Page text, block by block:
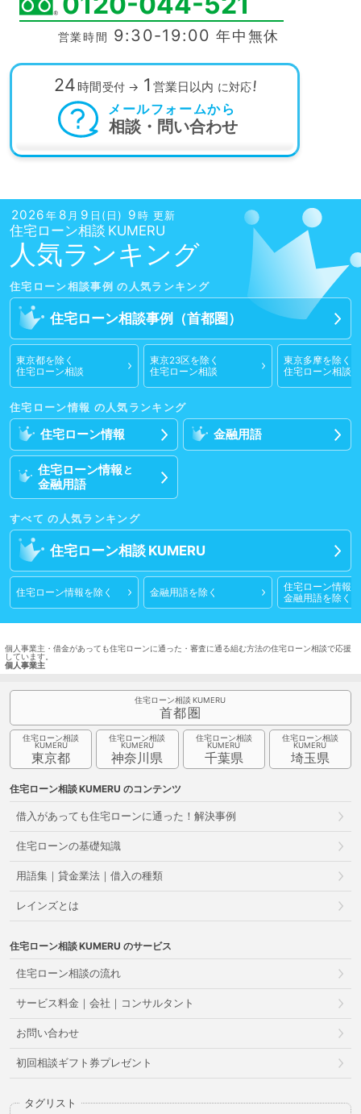
個人事業主・借金があっても住宅ローンに通った・審査に通る組む方法の住宅ローン相談で応援
しています。
個人事業主
営業時間 9:30-19:00年中無休
24時間受付 → 1 営業日以内 に対応!
メールフォームから
相談・問い合わせ
2026年 8 月 9 日(日) 9 時 更新
住宅ローン相談
人気ランキング
住宅ローン相談事例
住宅ローン相談事例 （首都圏）
東京都を除く
住宅ローン相談
東京23区を除く
住宅ローン相談
東京多摩を除く
住宅ローン相談
住宅ローン情報
住宅ローン情報 金融用語
住宅ローン情報 と
金融用語
すべて
住宅ローン相談
住宅ローン情報を除く 金融用語を除く 住宅ローン情報
金融用語を除く
住宅ローン相談
首都圏
住宅ローン相談
東京都
住宅ローン相談
神奈川県
住宅ローン相談
千葉県
住宅ローン相談
埼玉県
住宅ローン相談 のコンテンツ
借入があっても住宅ローンに通った！解決事例
住宅ローンの基礎知識
用語集｜貸金業法｜借入の種類
レインズとは
住宅ローン相談 のサービス
住宅ローン相談の流れ
サービス料金｜会社｜コンサルタント
お問い合わせ
初回相談ギフト券プレゼント
タグリスト